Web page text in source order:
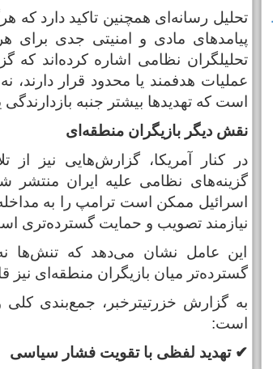
تحلیل رسانه‌ای همچنین تاکید دارد که
پیامدهای مادی و امنیتی جدی
تحلیلگران نظامی اشاره کرده‌اند که
عملیات هدفمند یا محدود قرار دارند،
است که تهدیدها بیشتر جنبه بازدارندگی
نقش دیگر بازیگران منطقه‌ای
در کنار آمریکا، گزارش‌هایی نیز
گزینه‌های نظامی علیه ایران منتشر
اسرائیل ممکن است ترامپ را به
نیازمند تصویب و حمایت گسترده‌تری
این عامل نشان می‌دهد که تنش‌ها نه
گسترده‌تر میان بازیگران منطقه‌ای نیز
به گزارش خزرتیترخبر، جمع‌بندی
است:
✔تهدید لفظی با تقویت فشار سیاسی